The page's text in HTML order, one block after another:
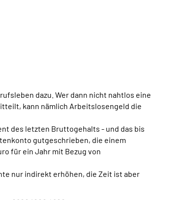
dazu. Wer dann nicht nahtlos eine
kann nämlich Arbeitslosengeld die
des letzten Bruttogehalts - und das bis
gutgeschrieben, die einem
für ein Jahr mit Bezug von
nur indirekt erhöhen, die Zeit ist aber